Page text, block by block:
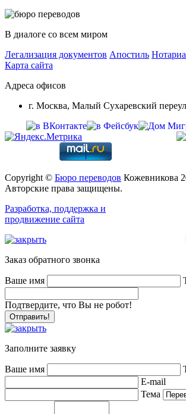
В диалоге со всем миром
Легализация документов Апостиль
Карта сайта
Адреса офисов
г. Москва, Малый Сухаревский
Copyright © Бюро переводов Кожевникова
Авторские права защищены.
Разработка, поддержка и
продвижение сайта
Заказ обратного звонка
Ваше имя
Подтвердите, что Вы не робот!
Заполните заявку
Ваше имя
E-mail
Тема